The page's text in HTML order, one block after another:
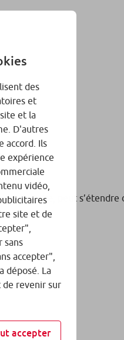
d’éligibilité.
peut s’étendre
des
et
et la
D'autres
accord. Ils
expérience
vidéo,
site et de
sans
accepter",
déposé. La
revenir sur
accepter